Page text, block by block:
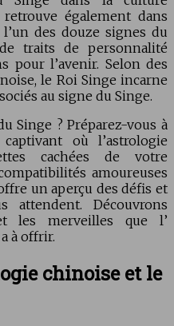
également dans
des douze signes du
traits de personnalité
pour l’avenir. Selon des
le Roi Singe incarne
au signe du Singe.
Singe ? Préparez-vous à
où l’astrologie
cachées de votre
amoureuses
un aperçu des défis et
attendent. Découvrons
les merveilles que l’
a à offrir.
chinoise et le